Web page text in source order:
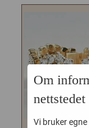
Om
nettstedet
Vi bruker